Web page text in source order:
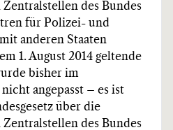
des Bundes
für Polizei- und
anderen Staaten
1. August 2014 geltende
bisher im
angepasst – es ist
über die
des Bundes